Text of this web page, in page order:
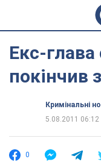
Екс-глава
покінчив
Кримінальні
5.08.2011 06:12
0